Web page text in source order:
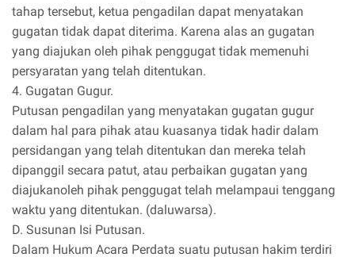
tahap tersebut, ketua pengadilan dapat menyatakan
gugatan tidak dapat diterima. Karena alas an gugatan
yang diajukan oleh pihak penggugat tidak memenuhi
persyaratan yang telah ditentukan.
4. Gugatan Gugur.
Putusan pengadilan yang menyatakan gugatan gugur
dalam hal para pihak atau kuasanya tidak hadir dalam
persidangan yang telah ditentukan dan mereka telah
dipanggil secara patut, atau perbaikan gugatan yang
diajukanoleh pihak penggugat telah melampaui tenggang
waktu yang ditentukan. (daluwarsa).
D. Susunan Isi Putusan.
Dalam Hukum Acara Perdata suatu putusan hakim terdiri